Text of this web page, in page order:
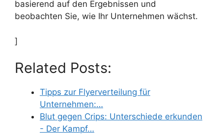
basierend auf den Ergebnissen und
beobachten Sie, wie Ihr Unternehmen wächst.
]
Related Posts:
Tipps zur Flyerverteilung für
Unternehmen:…
Blut gegen Crips: Unterschiede erkunden
- Der Kampf…